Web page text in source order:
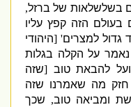
בשלשלאות של ברזל,
הזה קפץ עליו
למצרים' [היהודי
על הקלה בגלות
להבאת טוב[שזה
מה שאמרנו שזה
ומביאה טוב,שכך